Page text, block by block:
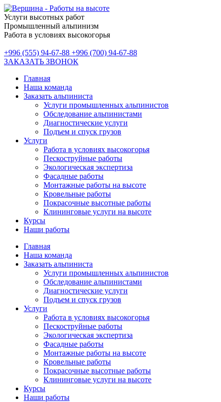
Услуги высотных работ
Промышленный альпинизм
Работа в условиях высокогорья
+996 (555) 94-67-88 +996 (700) 94-67-88
ЗАКАЗАТЬ ЗВОНОК
Главная
Наша команда
Заказать альпиниста
Услуги промышленных альпинистов
Обследование альпинистами
Диагностические услуги
Подъем и спуск грузов
Услуги
Работа в условиях высокогорья
Пескоструйные работы
Экологическая экспертиза
Фасадные работы
Монтажные работы на высоте
Кровельные работы
Покрасочные высотные работы
Клининговые услуги на высоте
Курсы
Наши работы
Главная
Наша команда
Заказать альпиниста
Услуги промышленных альпинистов
Обследование альпинистами
Диагностические услуги
Подъем и спуск грузов
Услуги
Работа в условиях высокогорья
Пескоструйные работы
Экологическая экспертиза
Фасадные работы
Монтажные работы на высоте
Кровельные работы
Покрасочные высотные работы
Клининговые услуги на высоте
Курсы
Наши работы